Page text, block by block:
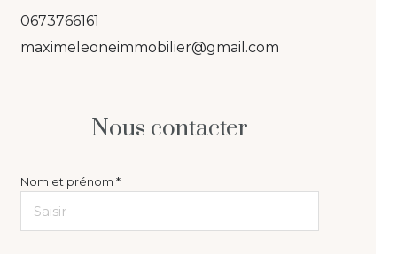
0673766161
maximeleoneimmobilier@gmail.com
Nous contacter
Nom et prénom *